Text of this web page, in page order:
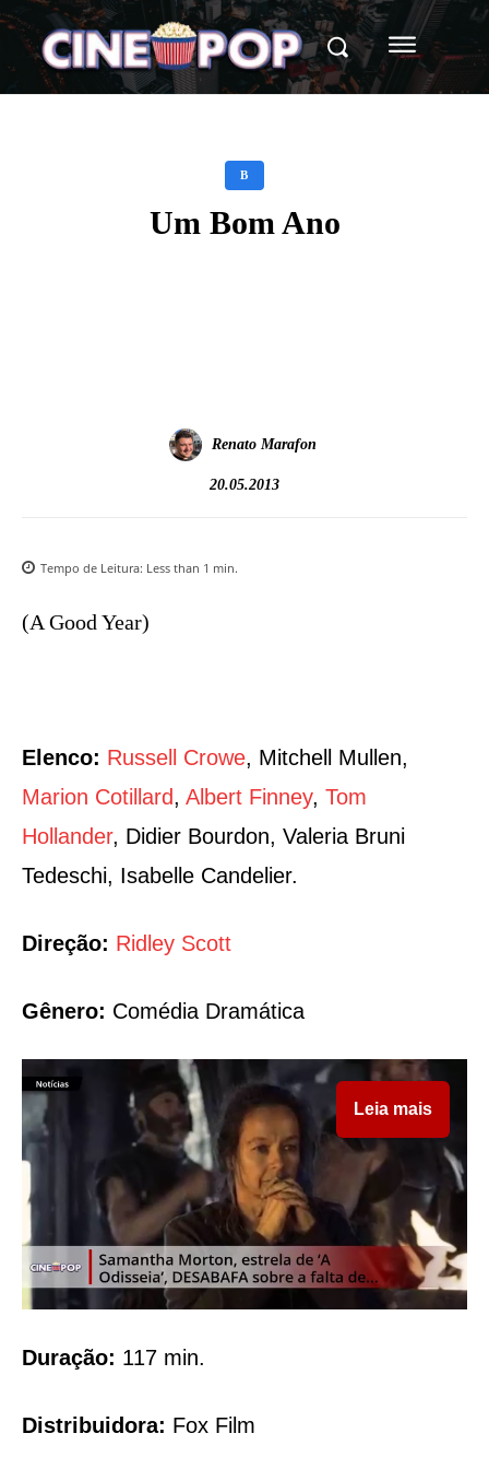
B
Um Bom Ano
Renato Marafon
20.05.2013
Tempo de Leitura: Less than 1 min.
(A Good Year)
Elenco: Russell Crowe, Mitchell Mullen,
Marion Cotillard, Albert Finney, Tom
Hollander, Didier Bourdon, Valeria Bruni
Tedeschi, Isabelle Candelier.
Direção: Ridley Scott
Gênero: Comédia Dramática
Leia mais
Duração: 117 min.
Distribuidora: Fox Film